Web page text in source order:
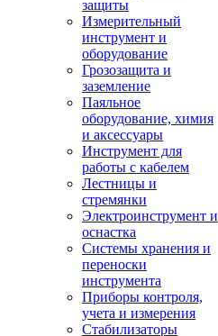
защиты
Измерительный
инструмент и
оборудование
Грозозащита и
заземление
Паяльное
оборудование, химия
и аксессуары
Инструмент для
работы с кабелем
Лестницы и
стремянки
Электроинструмент и
оснастка
Системы хранения и
переноски
инструмента
Приборы контроля,
учета и измерения
Стабилизаторы